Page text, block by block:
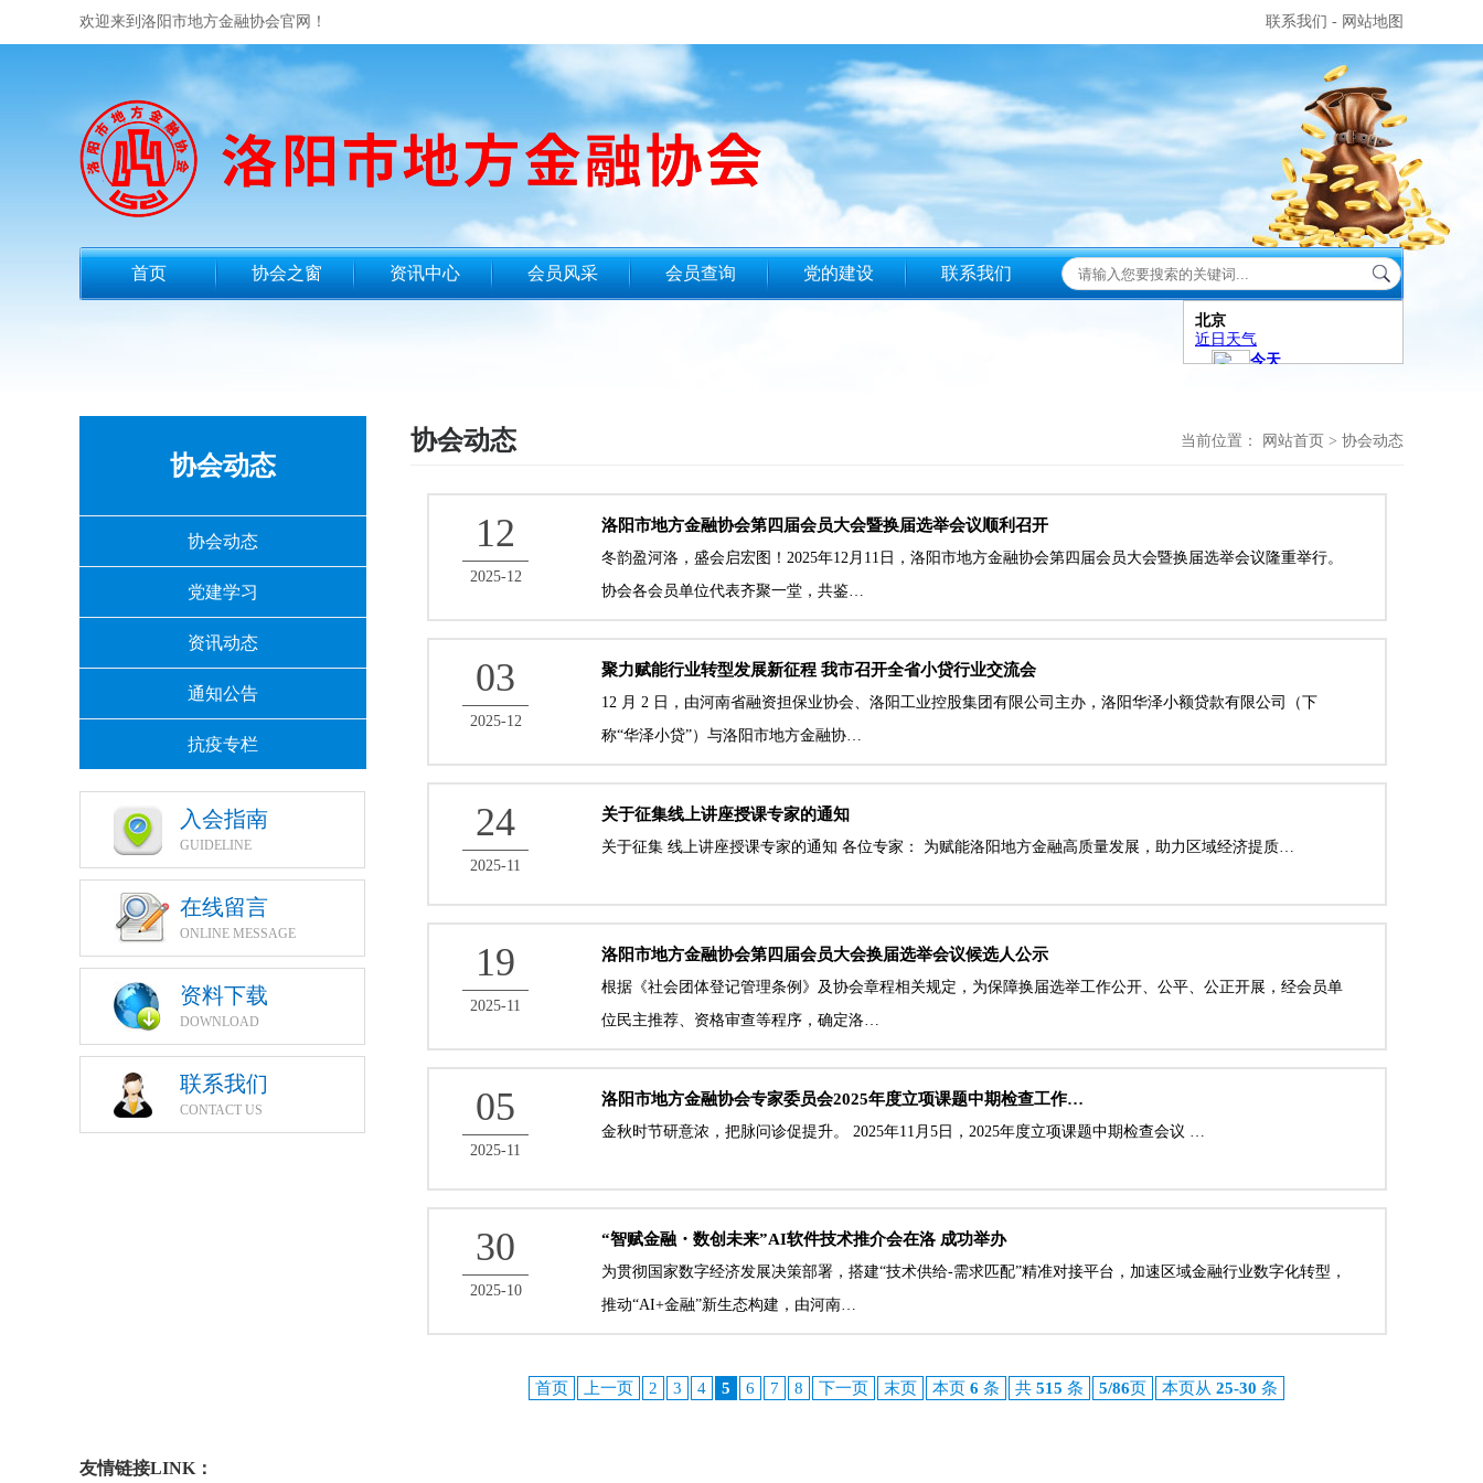
欢迎来到洛阳市地方金融协会官网！ 联系我们 - 网站地图
首页 协会之窗 资讯中心 会员风采 会员查询 党的建设 联系我们
协会动态
协会动态
党建学习
资讯动态
通知公告
抗疫专栏
入会指南
GUIDELINE
在线留言
ONLINE MESSAGE
资料下载
DOWNLOAD
联系我们
CONTACT US
协会动态 当前位置： 网站首页 > 协会动态
12
2025-12
洛阳市地方金融协会第四届会员大会暨换届选举会议顺利召开
冬韵盈河洛，盛会启宏图！2025年12月11日，洛阳市地方金融协会第四届会员大会暨换届选举会议隆重举行。
协会各会员单位代表齐聚一堂，共鉴…
03
2025-12
聚力赋能行业转型发展新征程 我市召开全省小贷行业交流会
12 月 2 日，由河南省融资担保业协会、洛阳工业控股集团有限公司主办，洛阳华泽小额贷款有限公司（下
称“华泽小贷”）与洛阳市地方金融协…
24
2025-11
关于征集线上讲座授课专家的通知
关于征集 线上讲座授课专家的通知 各位专家： 为赋能洛阳地方金融高质量发展，助力区域经济提质…
19
2025-11
洛阳市地方金融协会第四届会员大会换届选举会议候选人公示
根据《社会团体登记管理条例》及协会章程相关规定，为保障换届选举工作公开、公平、公正开展，经会员单
位民主推荐、资格审查等程序，确定洛…
05
2025-11
洛阳市地方金融协会专家委员会2025年度立项课题中期检查工作…
金秋时节研意浓，把脉问诊促提升。 2025年11月5日，2025年度立项课题中期检查会议 …
30
2025-10
“智赋金融・数创未来”AI软件技术推介会在洛 成功举办
为贯彻国家数字经济发展决策部署，搭建“技术供给-需求匹配”精准对接平台，加速区域金融行业数字化转型，
推动“AI+金融”新生态构建，由河南…
首页 上一页 2 3 4 5 6 7 8 下一页 末页 本页 6 条 共515 条 5/86页 本页从 25-30 条
友情链接LINK：